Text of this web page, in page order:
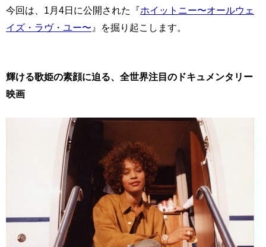
今回は、1月4日に公開された『ホイットニー〜オールウェ
イズ・ラヴ・ユー〜 』を掘り起こします。
輝ける歌姫の素顔に迫る、全世界注目のドキュメンタリー
映画